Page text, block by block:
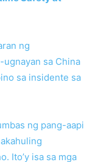
ng
sa China
sa insidente sa
ng pang-aapi
Ito’y isa sa mga